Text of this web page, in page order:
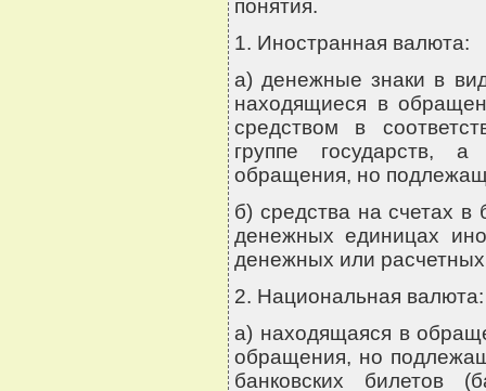
понятия.
1. Иностранная валюта:
а) денежные знаки в
находящиеся в
средством в
группе государств,
обращения, но
б) средства на счетах в
денежных единицах
денежных или
2. Национальная валюта:
а) находящаяся в
обращения, но
банковских билетов